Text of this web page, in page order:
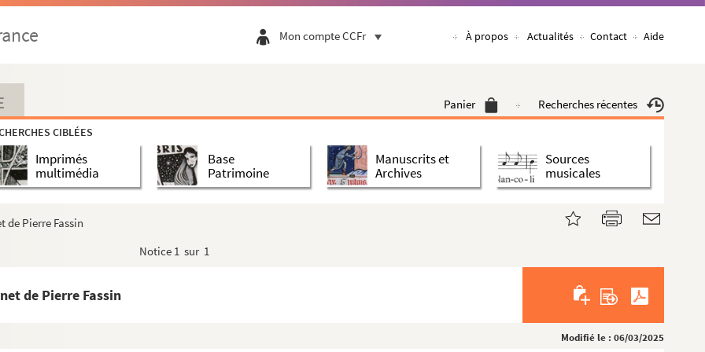
Mon compte CCFr À propos Actualités Contact Aide
Panier Recherches récentes
CIBLÉES
Imprimés
multimédia
Base
Patrimoine
Manuscrits et
Archives
Sources
musicales
de Pierre Fassin
Notice 1 sur 1
de Pierre Fassin
Modifié le : 06/03/2025